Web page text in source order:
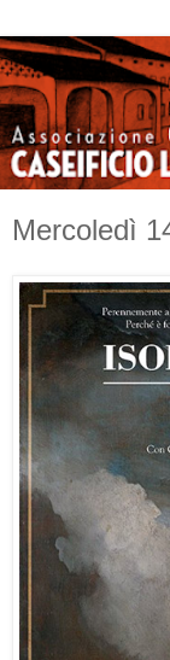
Mercoledì